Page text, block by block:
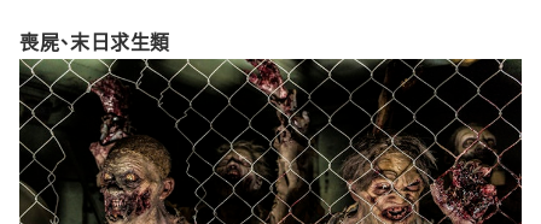
喪屍、末日求生類